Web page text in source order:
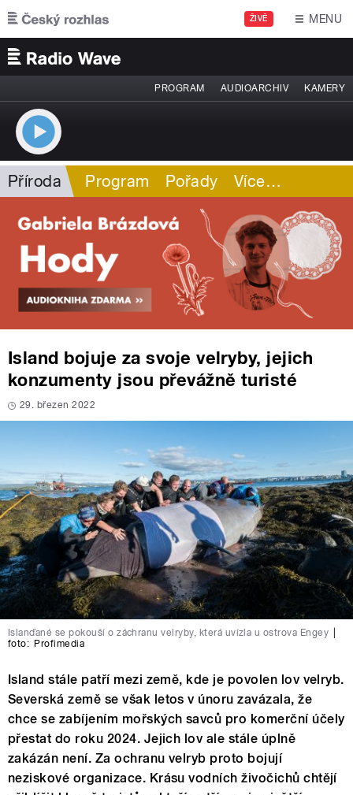
Přejít k hlavnímu obsahu
ŽIVĚ MENU
PROGRAM AUDIOARCHIV KAMERY
Příroda Program Pořady Více…
Island bojuje za svoje velryby, jejich
konzumenty jsou převážně turisté
29. březen 2022
Islanďané se pokouší o záchranu velryby, která uvízla u ostrova Engey
foto: Profimedia
Island stále patří mezi země, kde je povolen lov velryb.
Severská země se však letos v únoru zavázala, že
chce se zabíjením mořských savců pro komerční účely
přestat do roku 2024. Jejich lov ale stále úplně
zakázán není. Za ochranu velryb proto bojují
neziskové organizace. Krásu vodních živočichů chtějí